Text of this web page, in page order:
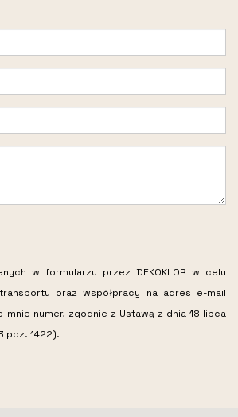
w formularzu przez DEKOKLOR w celu
oraz współpracy na adres e-mail
numer, zgodnie z Ustawą z dnia 18 lipca
poz. 1422).